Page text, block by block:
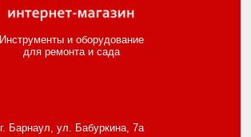
Инструменты и оборудование
для ремонта и сада
г. Барнаул, ул. Бабуркина, 7а